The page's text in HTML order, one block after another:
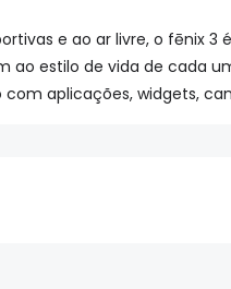
e ao ar livre, o fēnix 3
ao estilo de vida de cada
aplicações, widgets,